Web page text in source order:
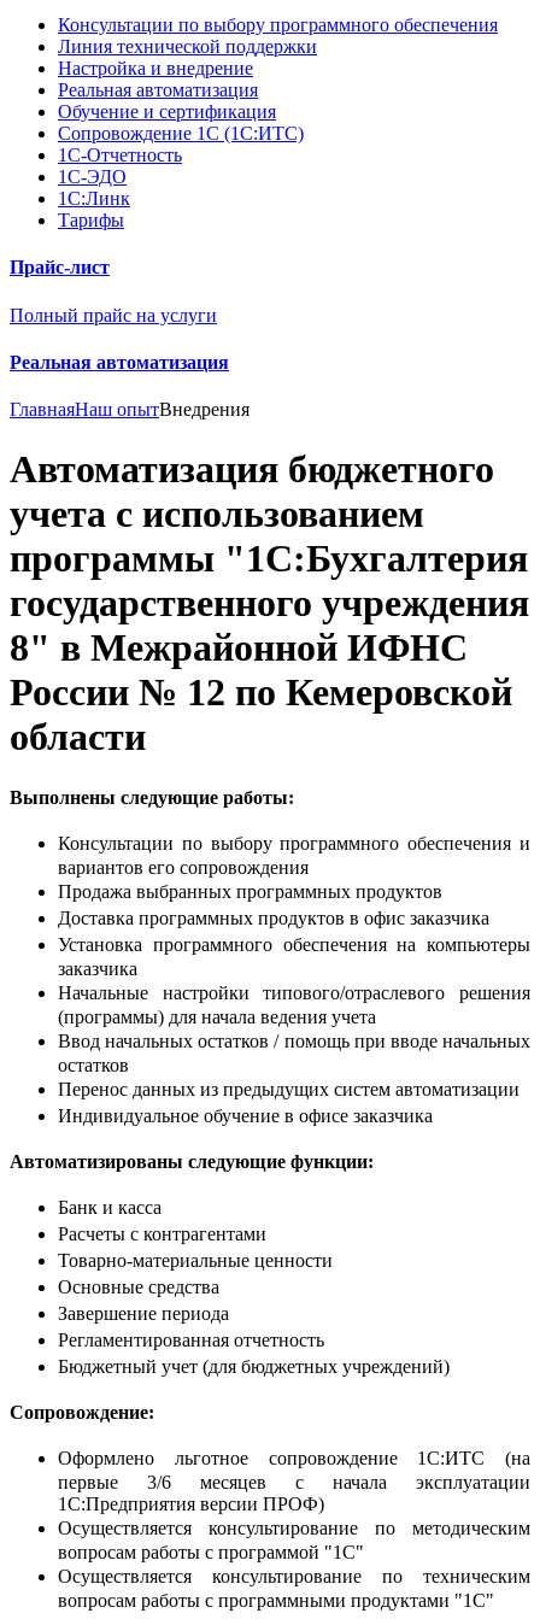
Консультации по выбору программного обеспечения
Линия технической поддержки
Настройка и внедрение
Реальная автоматизация
Обучение и сертификация
Сопровождение 1С (1С:ИТС)
1С-Отчетность
1С-ЭДО
1С:Линк
Тарифы
Прайс-лист
Полный прайс на услуги
Реальная автоматизация
ГлавнаяНаш опытВнедрения
Автоматизация бюджетного
учета с использованием
программы "1С:Бухгалтерия
государственного учреждения
8" в Межрайонной ИФНС
России № 12 по Кемеровской
области
Выполнены следующие работы:
Консультации по выбору программного обеспечения и
вариантов его сопровождения
Продажа выбранных программных продуктов
Доставка программных продуктов в офис заказчика
Установка программного обеспечения на компьютеры
заказчика
Начальные настройки типового/отраслевого решения
(программы) для начала ведения учета
Ввод начальных остатков / помощь при вводе начальных
остатков
Перенос данных из предыдущих систем автоматизации
Индивидуальное обучение в офисе заказчика
Автоматизированы следующие функции:
Банк и касса
Расчеты с контрагентами
Товарно-материальные ценности
Основные средства
Завершение периода
Регламентированная отчетность
Бюджетный учет (для бюджетных учреждений)
Сопровождение:
Оформлено льготное сопровождение 1С:ИТС (на
первые 3/6 месяцев с начала эксплуатации
1С:Предприятия версии ПРОФ)
Осуществляется консультирование по методическим
вопросам работы с программой "1С"
Осуществляется консультирование по техническим
вопросам работы с программными продуктами "1С"